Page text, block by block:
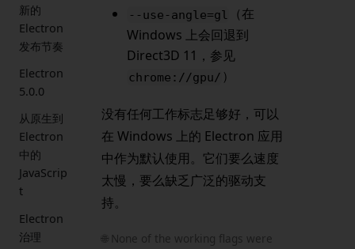
新的
Electron
发布节奏
Electron
5.0.0
从原生到
Electron
中的
JavaScrip
t
Electron
治理
--use-angle=gl
（在
Windows 上会回退到
Direct3D 11，参见
chrome://gpu/ ）
没有任何工作标志足够好，可以
在 Windows 上的 Electron 应用
中作为默认使用。它们要么速度
太慢，要么缺乏广泛的驱动支
持。
🌐 None of the working flags were